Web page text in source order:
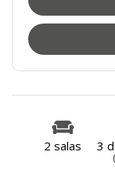
2 salas 3